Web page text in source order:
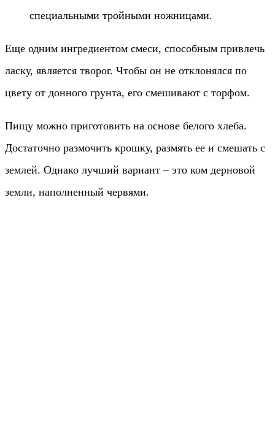
специальными тройными ножницами.
Еще одним ингредиентом смеси, способным привлечь
ласку, является творог. Чтобы он не отклонялся по
цвету от донного грунта, его смешивают с торфом.
Пищу можно приготовить на основе белого хлеба.
Достаточно размочить крошку, размять ее и смешать с
землей. Однако лучший вариант – это ком дерновой
земли, наполненный червями.